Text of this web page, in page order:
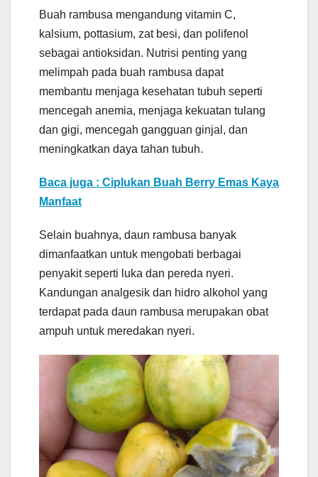
Buah rambusa mengandung vitamin C,
kalsium, pottasium, zat besi, dan polifenol
sebagai antioksidan. Nutrisi penting yang
melimpah pada buah rambusa dapat
membantu menjaga kesehatan tubuh seperti
mencegah anemia, menjaga kekuatan tulang
dan gigi, mencegah gangguan ginjal, dan
meningkatkan daya tahan tubuh.
Baca juga : Ciplukan Buah Berry Emas Kaya
Manfaat
Selain buahnya, daun rambusa banyak
dimanfaatkan untuk mengobati berbagai
penyakit seperti luka dan pereda nyeri.
Kandungan analgesik dan hidro alkohol yang
terdapat pada daun rambusa merupakan obat
ampuh untuk meredakan nyeri.